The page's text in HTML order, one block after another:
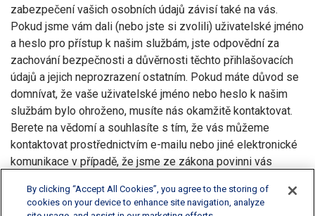
zabezpečení vašich osobních údajů závisí také na vás.
Pokud jsme vám dali (nebo jste si zvolili) uživatelské jméno
a heslo pro přístup k našim službám, jste odpovědní za
zachování bezpečnosti a důvěrnosti těchto přihlašovacích
údajů a jejich neprozrazení ostatním. Pokud máte důvod se
domnívat, že vaše uživatelské jméno nebo heslo k našim
službám bylo ohroženo, musíte nás okamžitě kontaktovat.
Berete na vědomí a souhlasíte s tím, že vás můžeme
kontaktovat prostřednictvím e-mailu nebo jiné elektronické
komunikace v případě, že jsme ze zákona povinni vás
zabezpečení údajů v souvislosti s vašimi osobními údaji.
By clicking “Accept All Cookies”, you agree to the storing of
cookies on your device to enhance site navigation, analyze